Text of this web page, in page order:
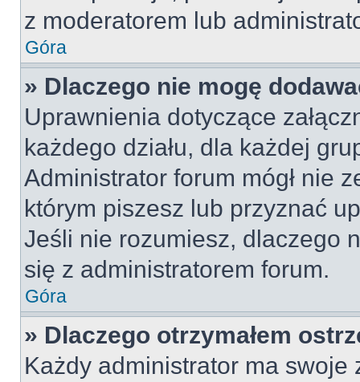
z moderatorem lub
Góra
» Dlaczego nie mogę
Uprawnienia dotyczące
każdego działu, dla każdej
Administrator forum mógł nie
którym piszesz lub przyznać
Jeśli nie rozumiesz, dlaczego
się z administratorem forum.
Góra
» Dlaczego otrzymałem
Każdy administrator ma swoje